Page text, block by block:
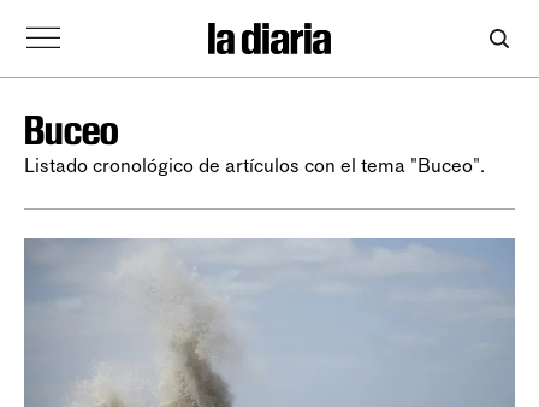
Buceo
Listado cronológico de artículos con el tema "Buceo".